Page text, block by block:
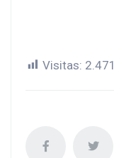
Visitas: 2.471